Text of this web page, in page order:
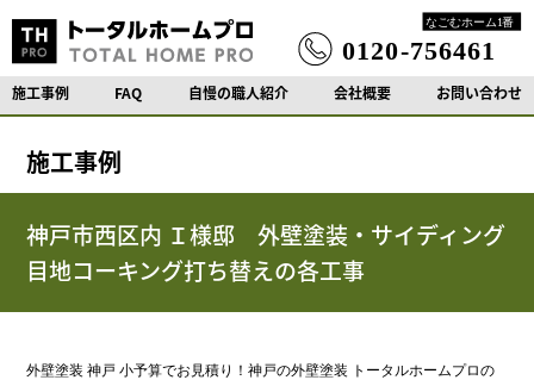
施工事例 FAQ 自慢の職人紹介 会社概要 お問い合わせ
施工事例
神戸市西区内 Ｉ様邸 外壁塗装・サイディング
目地コーキング打ち替えの各工事
外壁塗装 神戸 小予算でお見積り！神戸の外壁塗装 トータルホームプロの